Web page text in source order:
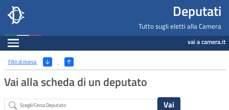
Deputati, Camera dei Deputati -
Salta al contenuto principale
Salta al menu di navigazione Deputati
Tutto sugli eletti alla Camera
Espandi vai a camera.it
Ricerca
Filtri di ricerca (Apri/Chiudi filtri)
Vai alla scheda di un deputato
Abstract
Navigazione pagine di servizio
Fine pagina
Salta al contenuto principale
Salta al menu di navigazione
Vai a inizio pagina